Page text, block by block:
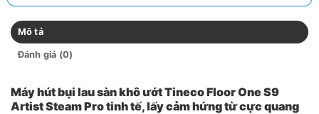
Mô tả
Đánh giá (0)
Máy hút bụi lau sàn khô ướt Tineco Floor One S9
Artist Steam Pro tinh tế, lấy cảm hứng từ cực quang